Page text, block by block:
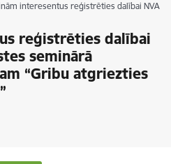
interesentus reģistrēties dalībai NVA
reģistrēties dalībai
seminārā
“Gribu atgriezties